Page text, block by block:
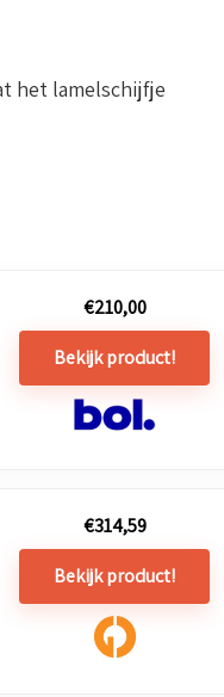
het lamelschijfje
€210,00
Bekijk product!
€314,59
Bekijk product!